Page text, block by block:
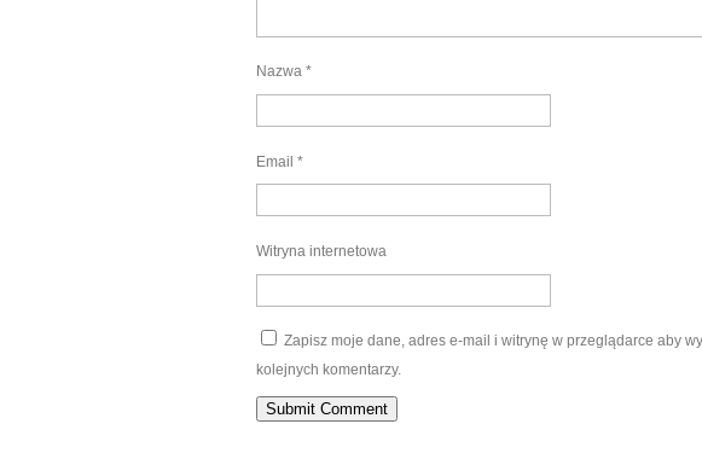
Nazwa *
Email *
Witryna internetowa
Zapisz moje dane, adres e-mail i witrynę w przeglądarce aby
kolejnych komentarzy.